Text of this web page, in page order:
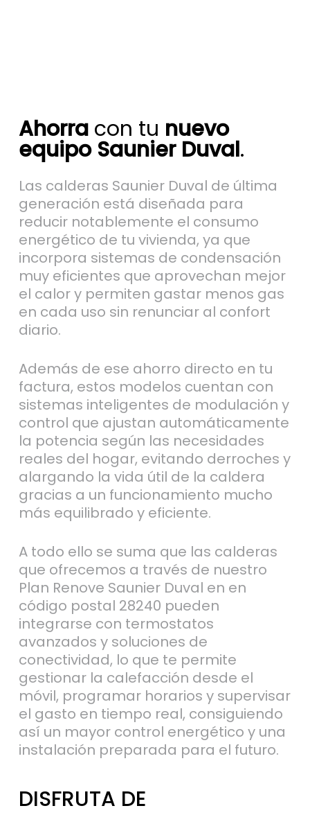
Ahorracon tu nuevo
equipo Saunier Duval.
Las calderas Saunier Duval de última
generación está diseñada para
reducir notablemente el consumo
energético de tu vivienda, ya que
incorpora sistemas de condensación
muy eficientes que aprovechan mejor
el calor y permiten gastar menos gas
en cada uso sin renunciar al confort
diario.
Además de ese ahorro directo en tu
factura, estos modelos cuentan con
sistemas inteligentes de modulación y
control que ajustan automáticamente
la potencia según las necesidades
reales del hogar, evitando derroches y
alargando la vida útil de la caldera
gracias a un funcionamiento mucho
más equilibrado y eficiente.
A todo ello se suma que las calderas
que ofrecemos a través de nuestro
Plan Renove Saunier Duval en en
código postal 28240 pueden
integrarse con termostatos
avanzados y soluciones de
conectividad, lo que te permite
gestionar la calefacción desde el
móvil, programar horarios y supervisar
el gasto en tiempo real, consiguiendo
así un mayor control energético y una
instalación preparada para el futuro.
DISFRUTA DE